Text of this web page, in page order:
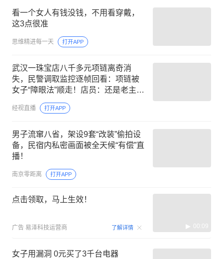
看一个女人有钱没钱，不用看穿戴，
这3点很准
思维精进每一天 打开APP
武汉一珠宝店八千多元项链离奇消
失，民警调取监控逐帧回看：项链被
女子“障眼法”顺走！店员：还是老主
顾，曾经多次购买过商品
经视直播 打开APP
男子流窜八省，架设9套“改装”偷拍设
备，民宿内私密画面被全天候“有偿”直
播！
南京零距离 打开APP
点击领取，马上生效！
广告 易泽科技运营商 了解详情 00:09
女子用漏洞 0元买了3千台电器